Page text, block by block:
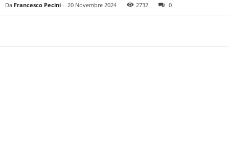
Da Francesco Pecini - 20 Novembre 2024 2732 0